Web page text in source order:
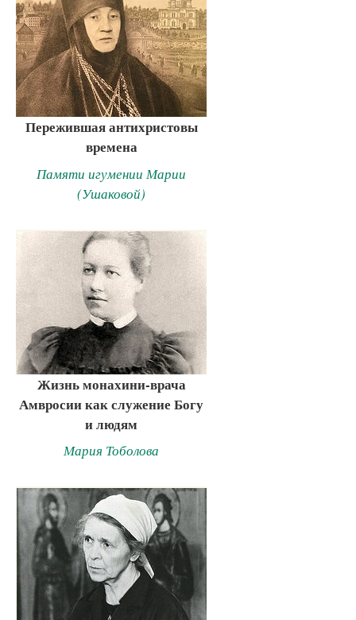
Пережившая антихристовы
времена
Памяти игумении Марии
(Ушаковой)
Жизнь монахини-врача
Амвросии как служение Богу
и людям
Мария Тоболова